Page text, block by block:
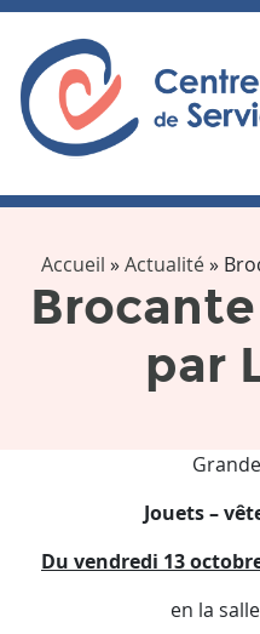
Accueil »Actualité»
par
Jouets –
Du vendredi 13
en la